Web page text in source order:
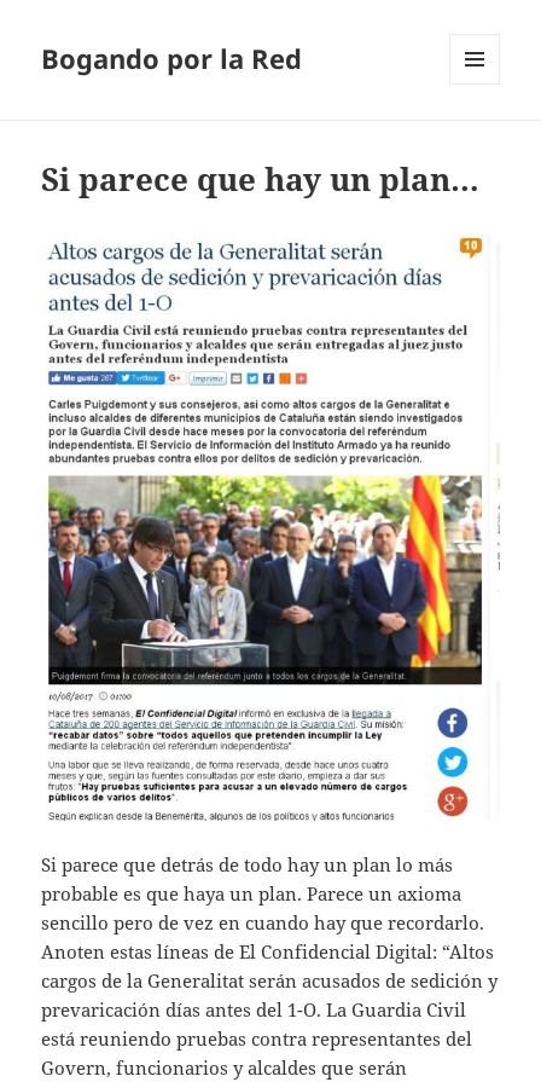
Bogando por la Red
Si parece que hay un plan…
Si parece que detrás de todo hay un plan lo más
probable es que haya un plan. Parece un axioma
sencillo pero de vez en cuando hay que recordarlo.
Anoten estas líneas de El Confidencial Digital: “Altos
cargos de la Generalitat serán acusados de sedición y
prevaricación días antes del 1-O. La Guardia Civil
está reuniendo pruebas contra representantes del
Govern, funcionarios y alcaldes que serán